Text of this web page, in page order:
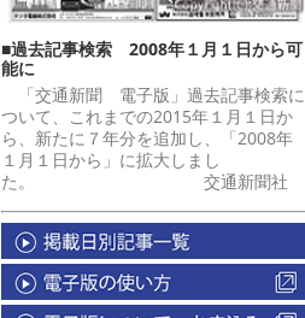
■過去記事検索 2008年１月１日から可
能に
「交通新聞 電子版」過去記事検索に
ついて、これまでの2015年１月１日か
ら、新たに７年分を追加し、「2008年
１月１日から」に拡大しまし
た。 交通新聞社